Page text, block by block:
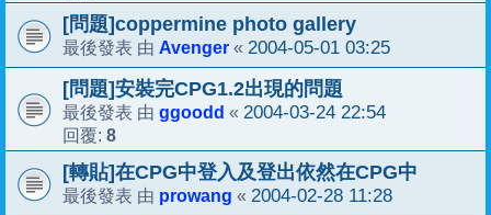
[問題]coppermine photo gallery
最後發表 由 Avenger « 2004-05-01 03:25
[問題]安裝完CPG1.2出現的問題
最後發表 由 ggoodd « 2004-03-24 22:54
回覆: 8
[轉貼]在CPG中登入及登出依然在CPG中
最後發表 由 prowang « 2004-02-28 11:28